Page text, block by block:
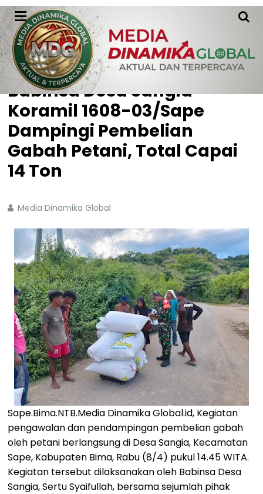
HOME WITHOUT LABEL
Babinsa Desa Sangia
Koramil 1608-03/Sape
Dampingi Pembelian
Gabah Petani, Total Capai
14 Ton
Media Dinamika Global
Sape.Bima.NTB.Media Dinamika Global.id, Kegiatan
pengawalan dan pendampingan pembelian gabah
oleh petani berlangsung di Desa Sangia, Kecamatan
Sape, Kabupaten Bima, Rabu (8/4) pukul 14.45 WITA.
Kegiatan tersebut dilaksanakan oleh Babinsa Desa
Sangia, Sertu Syaifullah, bersama sejumlah pihak